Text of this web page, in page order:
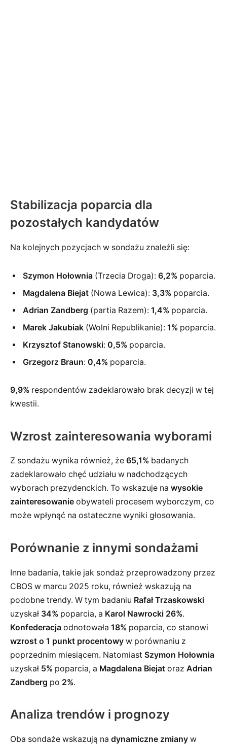
Stabilizacja poparcia dla
pozostałych kandydatów
Na kolejnych pozycjach w sondażu znaleźli się:
Szymon Hołownia (Trzecia Droga): 6,2% poparcia.
Magdalena Biejat (Nowa Lewica): 3,3% poparcia.
Adrian Zandberg (partia Razem): 1,4% poparcia.
Marek Jakubiak (Wolni Republikanie): 1% poparcia.
Krzysztof Stanowski: 0,5% poparcia.
Grzegorz Braun: 0,4% poparcia.
9,9% respondentów zadeklarowało brak decyzji w tej
kwestii.
Wzrost zainteresowania wyborami
Z sondażu wynika również, że 65,1% badanych
zadeklarowało chęć udziału w nadchodzących
wyborach prezydenckich. To wskazuje na wysokie
zainteresowanie obywateli procesem wyborczym, co
może wpłynąć na ostateczne wyniki głosowania.
Porównanie z innymi sondażami
Inne badania, takie jak sondaż przeprowadzony przez
CBOS w marcu 2025 roku, również wskazują na
podobne trendy. W tym badaniu Rafał Trzaskowski
uzyskał 34% poparcia, a Karol Nawrocki 26%.
Konfederacja odnotowała 18% poparcia, co stanowi
wzrost o 1 punkt procentowy w porównaniu z
poprzednim miesiącem. Natomiast Szymon Hołownia
uzyskał 5% poparcia, a Magdalena Biejat oraz Adrian
Zandberg po 2%.
Analiza trendów i prognozy
Oba sondaże wskazują na dynamiczne zmiany w